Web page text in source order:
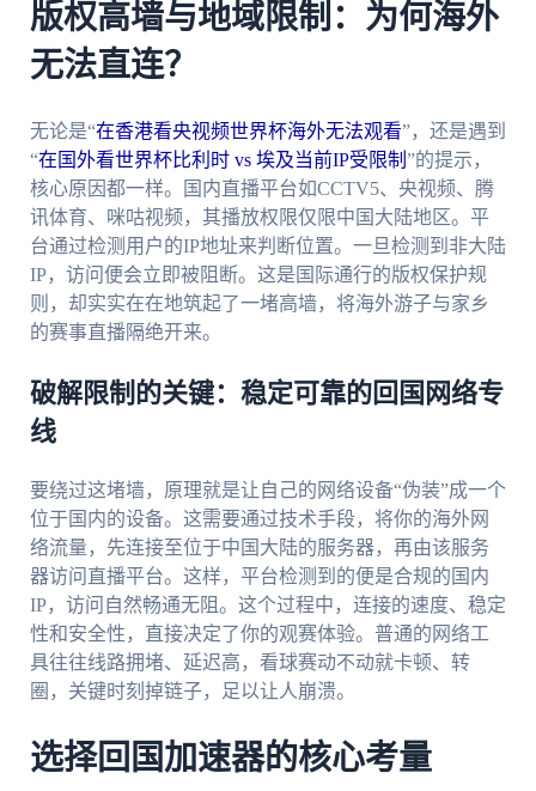
版权高墙与地域限制：为何海外
无法直连？
无论是“在香港看央视频世界杯海外无法观看”，还是遇到
“在国外看世界杯比利时 vs 埃及当前IP受限制 ”的提示，
核心原因都一样。国内直播平台如CCTV5、央视频、腾
讯体育、咪咕视频，其播放权限仅限中国大陆地区。平
台通过检测用户的IP地址来判断位置。一旦检测到非大陆
IP，访问便会立即被阻断。这是国际通行的版权保护规
则，却实实在在地筑起了一堵高墙，将海外游子与家乡
的赛事直播隔绝开来。
破解限制的关键：稳定可靠的回国网络专
线
要绕过这堵墙，原理就是让自己的网络设备“伪装”成一个
位于国内的设备。这需要通过技术手段，将你的海外网
络流量，先连接至位于中国大陆的服务器，再由该服务
器访问直播平台。这样，平台检测到的便是合规的国内
IP，访问自然畅通无阻。这个过程中，连接的速度、稳定
性和安全性，直接决定了你的观赛体验。普通的网络工
具往往线路拥堵、延迟高，看球赛动不动就卡顿、转
圈，关键时刻掉链子，足以让人崩溃。
选择回国加速器的核心考量